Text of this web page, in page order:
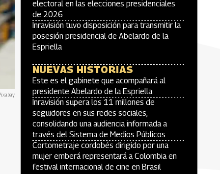
electoral en las elecciones presidenciales
de 2026
Inravisión tuvo disposición para transmitir la
posesión presidencial de Abelardo de la
Espriella
NUEVAS HISTORIAS
Este es el gabinete que acompañará al
presidente Abelardo de la Espriella
Inravisión supera los 11 millones de
seguidores en sus redes sociales,
consolidando una audiencia informada a
través del Sistema de Medios Públicos
Cortometraje cordobés dirigido por una
mujer emberá representará a Colombia en
festival internacional de cine en Brasil